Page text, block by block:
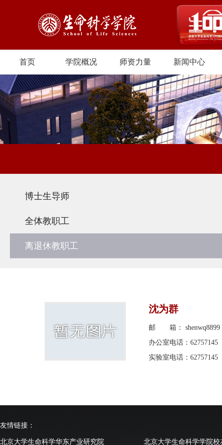
首页 学院概况 师资力量 新闻中心
博士生导师
全体教职工
离退休教职工
沈为群
邮 箱： shenwq8899
办公室电话：62757145
实验室电话：62757145
友情链接：
北京大学生命科学华东产业研究院 北京大学生命科学学院校